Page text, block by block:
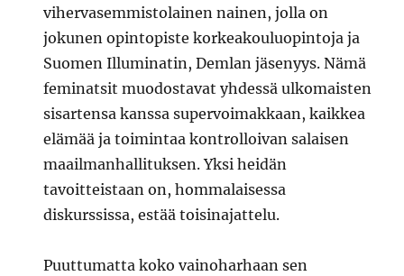
vihervasemmistolainen nainen, jolla on
jokunen opintopiste korkeakouluopintoja ja
Suomen Illuminatin, Demlan jäsenyys. Nämä
feminatsit muodostavat yhdessä ulkomaisten
sisartensa kanssa supervoimakkaan, kaikkea
elämää ja toimintaa kontrolloivan salaisen
maailmanhallituksen. Yksi heidän
tavoitteistaan on, hommalaisessa
diskurssissa, estää toisinajattelu.
Puuttumatta koko vainoharhaan sen